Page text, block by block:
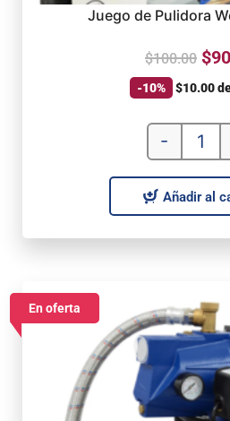
Juego de Pulidora
$100.00 $
-10% $10.00
-
Añadir al
En oferta